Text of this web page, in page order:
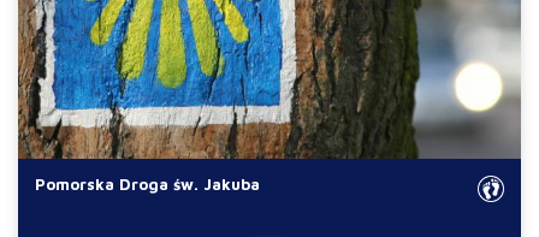
Pomorska Droga św. Jakuba